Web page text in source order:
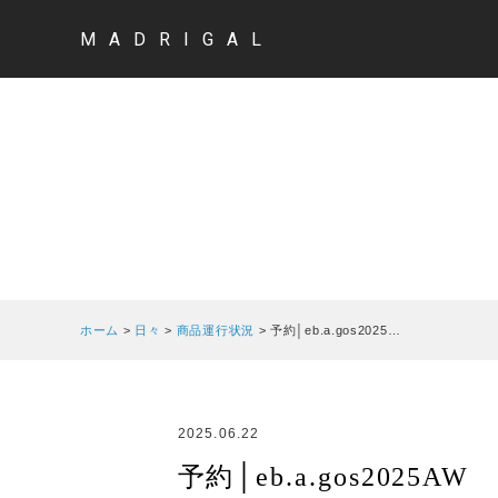
MADRIGAL
ホーム > 日々 > 商品運行状況 >予約│eb.a.gos2025…
2025.06.22
予約│eb.a.gos2025AW